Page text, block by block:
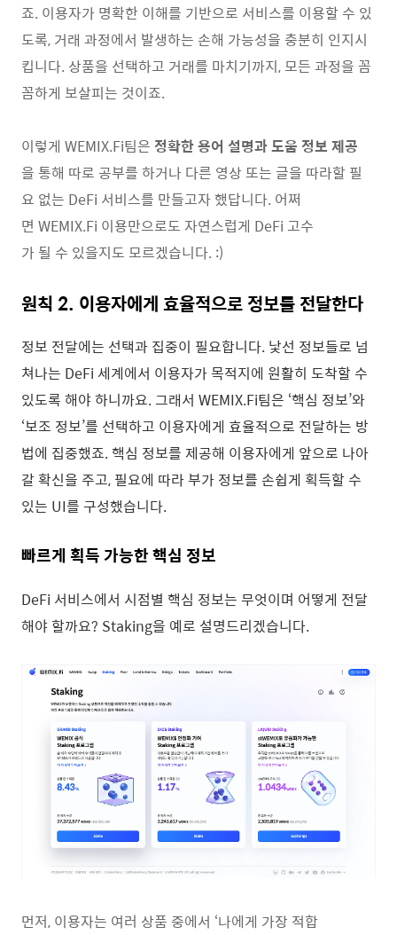
죠. 이용자가 명확한 이해를 기반으로 서비스를 이용할 수 있
도록, 거래 과정에서 발생하는 손해 가능성을 충분히 인지시
킵니다. 상품을 선택하고 거래를 마치기까지, 모든 과정을 꼼
꼼하게 보살피는 것이죠.
이렇게 WEMIX.Fi팀은 정확한 용어 설명과 도움 정보 제공
을 통해 따로 공부를 하거나 다른 영상 또는 글을 따라할 필
요 없는 DeFi 서비스를 만들고자 했답니다. 어쩌
면 WEMIX.Fi 이용만으로도 자연스럽게 DeFi 고수
가 될 수 있을지도 모르겠습니다. :)
원칙 2. 이용자에게 효율적으로 정보를 전달한다
정보 전달에는 선택과 집중이 필요합니다. 낯선 정보들로 넘
쳐나는 DeFi 세계에서 이용자가 목적지에 원활히 도착할 수
있도록 해야 하니까요. 그래서 WEMIX.Fi팀은 ‘핵심 정보’와
‘보조 정보’를 선택하고 이용자에게 효율적으로 전달하는 방
법에 집중했죠. 핵심 정보를 제공해 이용자에게 앞으로 나아
갈 확신을 주고, 필요에 따라 부가 정보를 손쉽게 획득할 수
있는 UI를 구성했습니다.
빠르게 획득 가능한 핵심 정보
DeFi 서비스에서 시점별 핵심 정보는 무엇이며 어떻게 전달
해야 할까요? Staking을 예로 설명드리겠습니다.
먼저, 이용자는 여러 상품 중에서 ‘나에게 가장 적합